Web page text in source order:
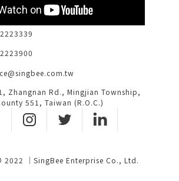
Zhangnan Rd., Mingjian Township,
551, Taiwan (R.O.C.)
｜SingBee Enterprise Co., Ltd.